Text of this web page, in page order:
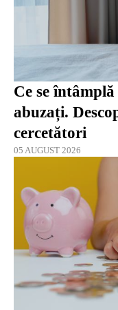
Ce se
abuzați.
cercetători
05 AUGUST 2026